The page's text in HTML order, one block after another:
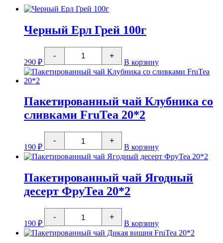
20*2
Черный Ерл Грей 100г
290 ₽
-
Количество
товара
Черный
Ерл
+
В корзину
Пакетированный чай Клубника со
сливками FruТеа 20*2
190 ₽
-
Количество
товара
Пакетированный
чай
со
сливками
FruТеа
20*2
+
В корзину
Пакетированный чай Ягодный
десерт ФруТеа 20*2
190 ₽
-
Количество
товара
Пакетированный
чай
+
В корзину